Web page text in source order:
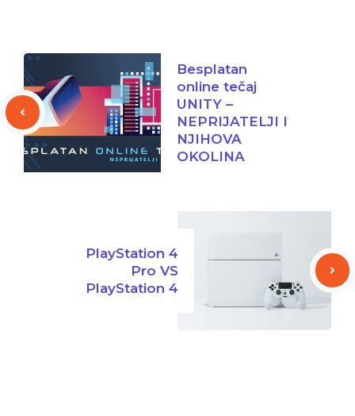
Besplatan
online tečaj
UNITY –
NEPRIJATELJI I
NJIHOVA
OKOLINA
PlayStation 4
Pro VS
PlayStation 4